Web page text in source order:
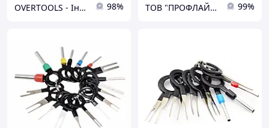
OVERTOOLS - Інструменти та автотовари 98% ТОВ "ПРОФЛАЙН 2000" 99%